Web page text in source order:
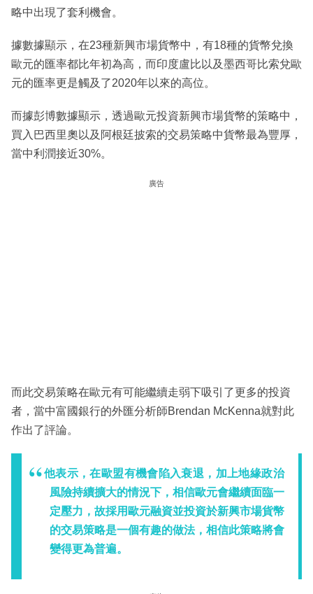
略中出現了套利機會。
據數據顯示，在23種新興市場貨幣中，有18種的貨幣兌換
歐元的匯率都比年初為高，而印度盧比以及墨西哥比索兌歐
元的匯率更是觸及了2020年以來的高位。
而據彭博數據顯示，透過歐元投資新興市場貨幣的策略中，
買入巴西里奧以及阿根廷披索的交易策略中貨幣最為豐厚，
當中利潤接近30%。
廣告
而此交易策略在歐元有可能繼續走弱下吸引了更多的投資
者，當中富國銀行的外匯分析師Brendan McKenna就對此
作出了評論。
他表示，在歐盟有機會陷入衰退，加上地緣政治
風險持續擴大的情況下，相信歐元會繼續面臨一
定壓力，故採用歐元融資並投資於新興市場貨幣
的交易策略是一個有趣的做法，相信此策略將會
變得更為普遍。